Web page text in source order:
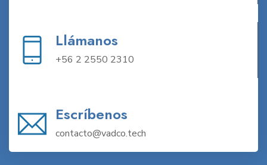
Llámanos
+56 2 2550 2310
Escríbenos
contacto@vadco.tech